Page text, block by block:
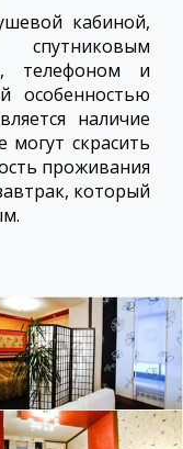
кабиной,
телефоном и
особенностью
наличие
могут скрасить
проживания
который